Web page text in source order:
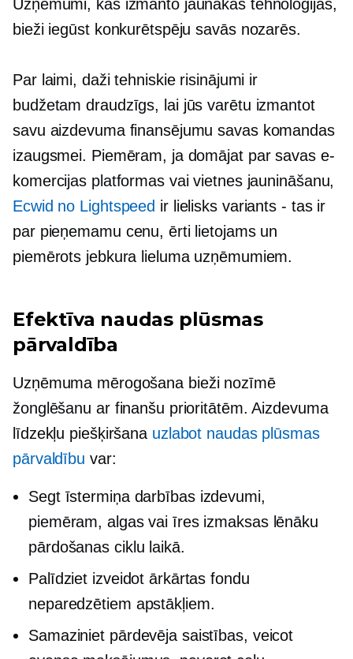
Uzņēmumi, kas izmanto jaunākās tehnoloģijas,
bieži iegūst konkurētspēju savās nozarēs.
Par laimi, daži tehniskie risinājumi ir
budžetam draudzīgs, lai jūs varētu izmantot
savu aizdevuma finansējumu savas komandas
izaugsmei. Piemēram, ja domājat par savas e-
komercijas platformas vai vietnes jaunināšanu,
Ecwid no Lightspeed ir lielisks variants - tas ir
par pieņemamu cenu, ērti lietojams un
piemērots jebkura lieluma uzņēmumiem.
Efektīva naudas plūsmas
pārvaldība
Uzņēmuma mērogošana bieži nozīmē
žonglēšanu ar finanšu prioritātēm. Aizdevuma
līdzekļu piešķiršana uzlabot naudas plūsmas
pārvaldību var:
Segt īstermiņadarbības izdevumi,
piemēram, algas vai īres izmaksas lēnāku
pārdošanas ciklu laikā.
Palīdziet izveidot ārkārtas fondu
neparedzētiem apstākļiem.
Samaziniet pārdevēja saistības, veicot